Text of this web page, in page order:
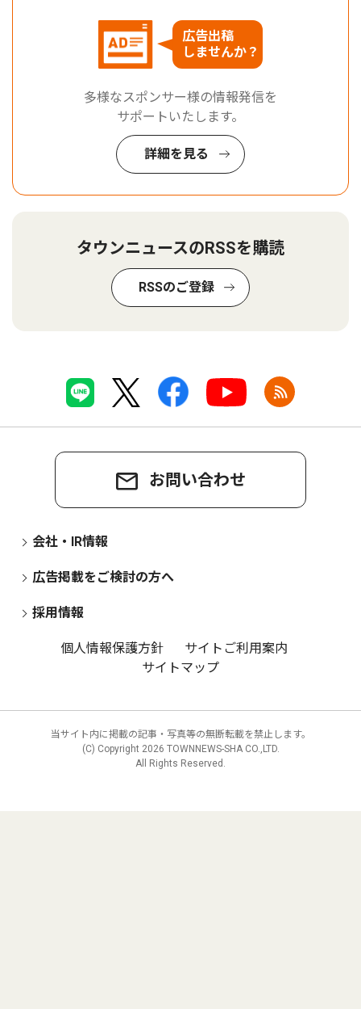
広告出稿
しませんか？
多様なスポンサー様の情報発信を
サポートいたします。
詳細を見る
タウンニュースのRSSを購読
RSSのご登録
お問い合わせ
会社・IR情報
広告掲載をご検討の方へ
採用情報
個人情報保護方針
サイトご利用案内
サイトマップ
当サイト内に掲載の記事・写真等の無断転載を禁止します。
(C) Copyright 2026 TOWNNEWS-SHA CO.,LTD.
All Rights Reserved.